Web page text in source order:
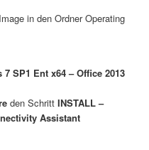
in den Ordner Operating
7 SP1 Ent x64 – Office 2013
den Schritt INSTALL –
Assistant